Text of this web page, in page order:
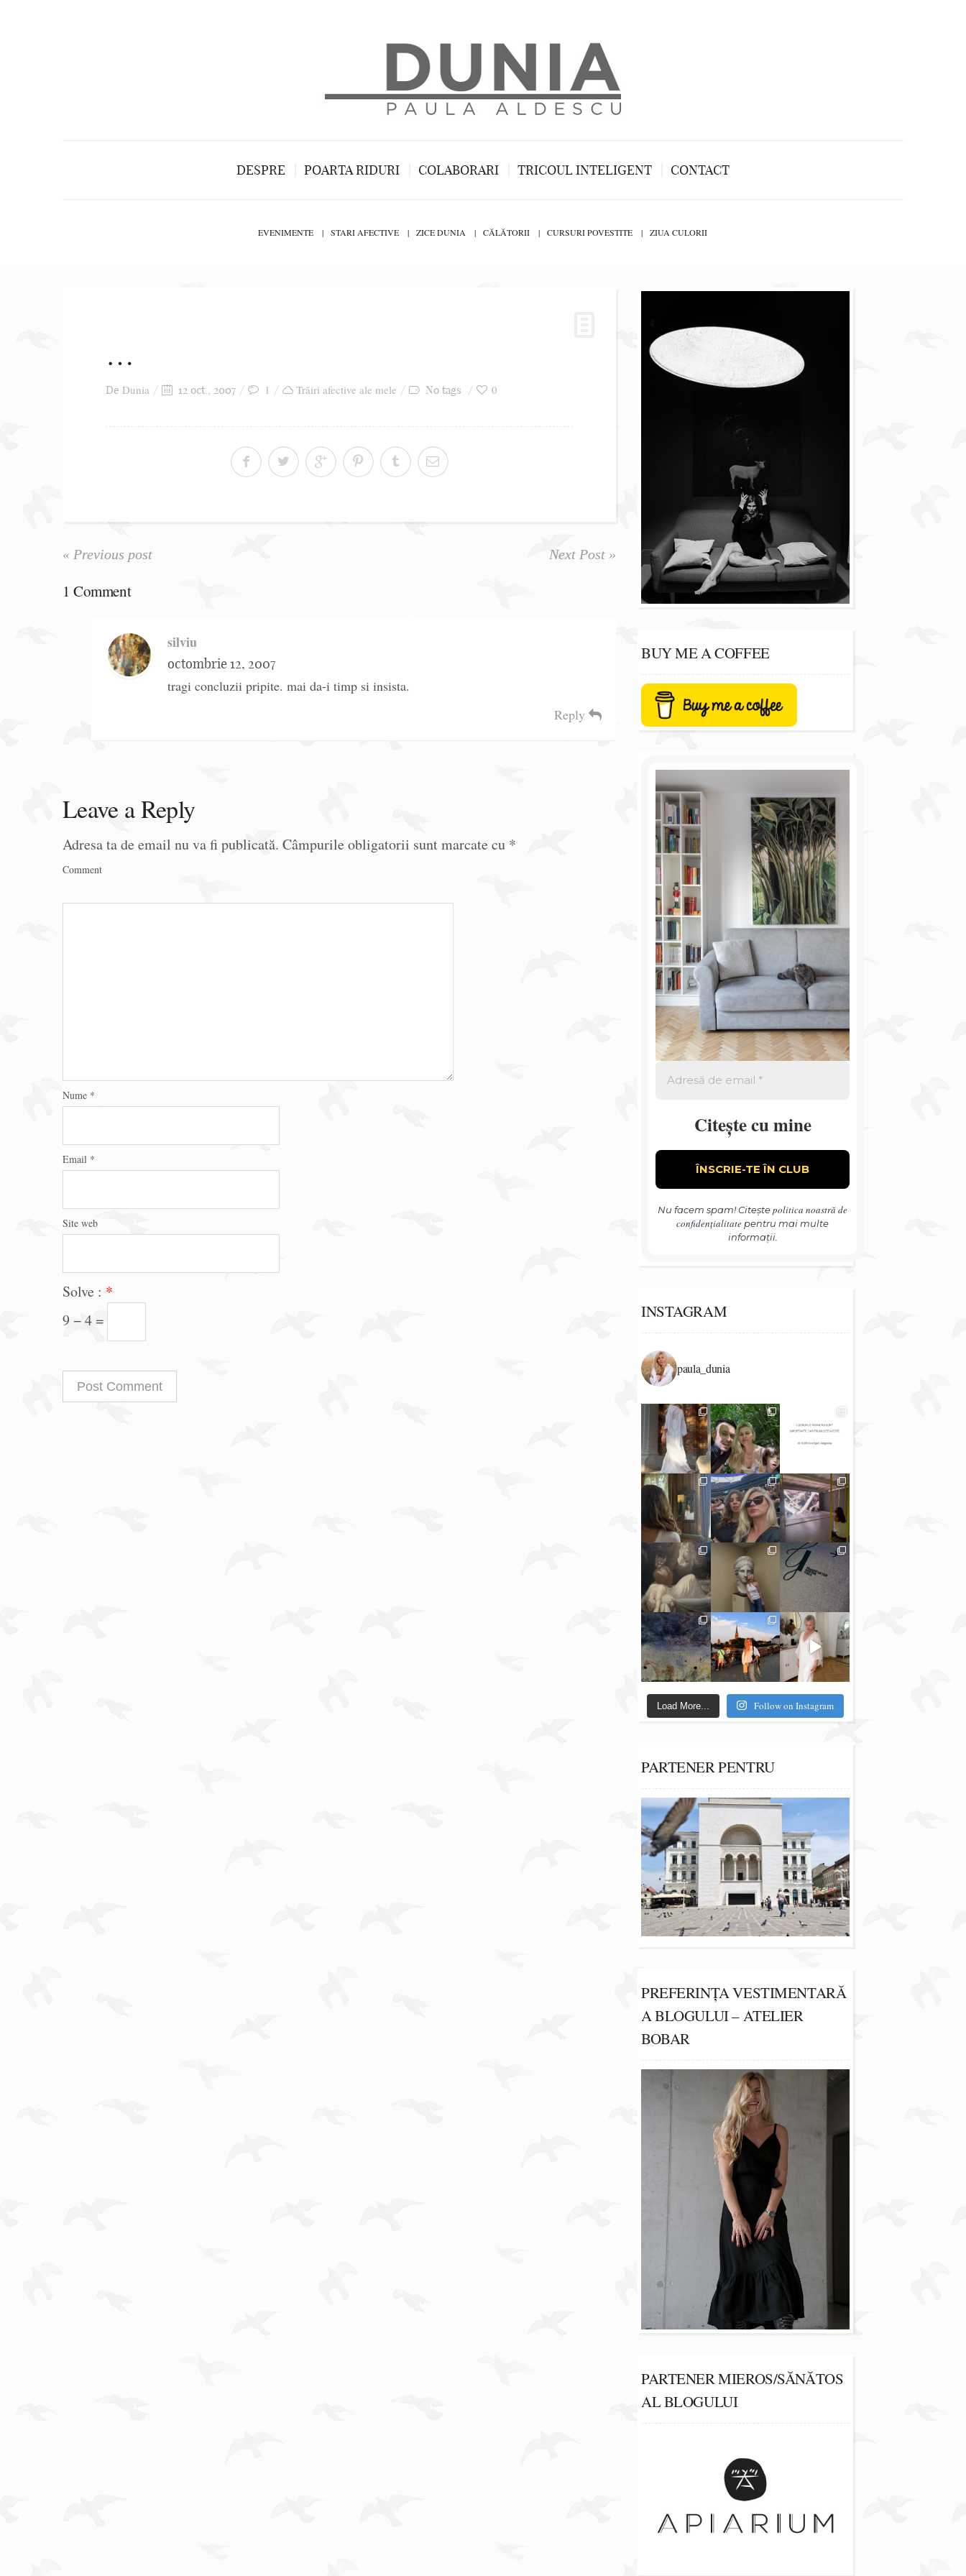
DESPRE POARTA RIDURI COLABORARI TRICOUL INTELIGENT CONTACT
EVENIMENTE STARI AFECTIVE ZICE DUNIA CĂLĂTORII CURSURI POVESTITE ZIUA CULORII
…
De Dunia 12 oct., 2007 1 Trăiri afective ale mele No tags 0
« Previous post Next Post »
1 Comment
silviu
octombrie 12, 2007
tragi concluzii pripite. mai da-i timp si insista.
Reply
Leave a Reply
Adresa ta de email nu va fi publicată. Câmpurile obligatorii sunt marcate cu *
Comment
Nume *
Email *
Site web
Solve : *
9 − 4 =
BUY ME A COFFEE
Citește cu mine
Nu facem spam! Citeștepolitica noastră de
confidențialitate pentru mai multe
informații.
INSTAGRAM
paula_dunia
Load More... Follow on Instagram
PARTENER PENTRU
PREFERINȚA VESTIMENTARĂ
A BLOGULUI – ATELIER
BOBAR
PARTENER MIEROS/SĂNĂTOS
AL BLOGULUI